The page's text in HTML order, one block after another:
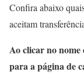
Confira abaixo
aceitam
Ao clicar no nome
para a página de